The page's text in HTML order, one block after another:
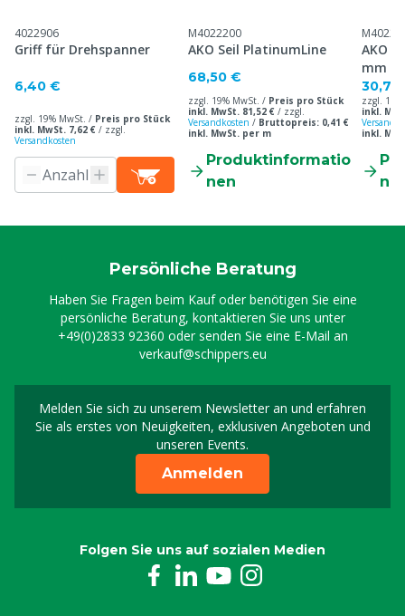
4022906
Griff für Drehspanner
6,40 €
zzgl. 19% MwSt. / Preis pro Stück
inkl. MwSt. 7,62 € / zzgl.
Versandkosten
M4022200
AKO Seil PlatinumLine
68,50 €
zzgl. 19% MwSt. / Preis pro Stück
inkl. MwSt. 81,52 € / zzgl.
Versandkosten / Bruttopreis: 0,41 €
inkl. MwSt. per m
Produktinformatio
nen
AKO
mm
30,70
zzgl.
inkl.
inkl.
Persönliche Beratung
Haben Sie Fragen beim Kauf oder benötigen Sie eine
persönliche Beratung, kontaktieren Sie uns unter
+49(0)2833 92360 oder senden Sie eine E-Mail an
verkauf@schippers.eu
Melden Sie sich zu unserem Newsletter an und erfahren
Sie als erstes von Neuigkeiten, exklusiven Angeboten und
unseren Events.
Melden Sie sich für
Anmelden
Folgen Sie uns auf sozialen Medien